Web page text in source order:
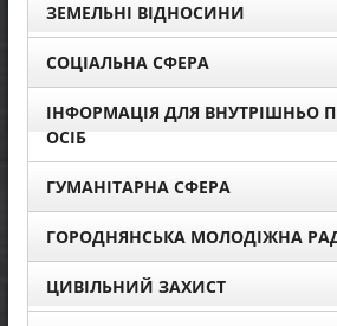
ЗЕМЕЛЬНІ ВІДНОСИНИ
СОЦІАЛЬНА СФЕРА
ІНФОРМАЦІЯ ДЛЯ ВНУТРІШНЬО
ОСІБ
ГУМАНІТАРНА СФЕРА
ГОРОДНЯНСЬКА МОЛОДІЖНА
ЦИВІЛЬНИЙ ЗАХИСТ